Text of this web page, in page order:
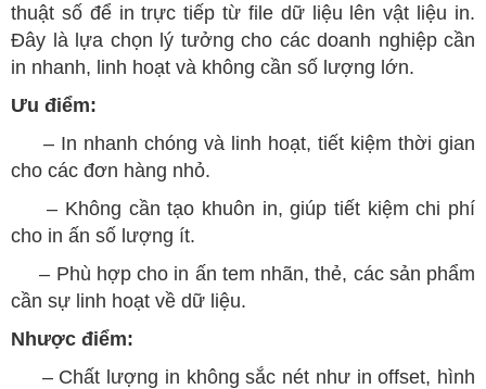
thuật số để in trực tiếp từ file dữ liệu lên vật liệu in.
Đây là lựa chọn lý tưởng cho các doanh nghiệp cần
in nhanh, linh hoạt và không cần số lượng lớn.
Ưu điểm:
– In nhanh chóng và linh hoạt, tiết kiệm thời gian
cho các đơn hàng nhỏ.
– Không cần tạo khuôn in, giúp tiết kiệm chi phí
cho in ấn số lượng ít.
– Phù hợp cho in ấn tem nhãn, thẻ, các sản phẩm
cần sự linh hoạt về dữ liệu.
Nhược điểm:
– Chất lượng in không sắc nét như in offset, hình